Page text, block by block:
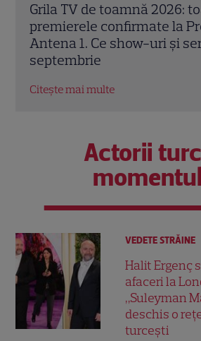
Schimbare majoră la
Sezonul 14 introduce
șansă” și un avantaj
Actorii
VEDETE STRĂINE
Halit Ergenç
afaceri la
„Suleyman
deschis o
turcești